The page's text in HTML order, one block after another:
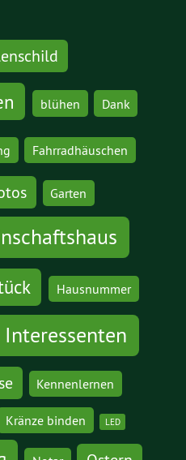
blühen Dank
Fahrradhäuschen
Garten
Hausnummer
Interessenten
Kennenlernen
Kränze binden LED